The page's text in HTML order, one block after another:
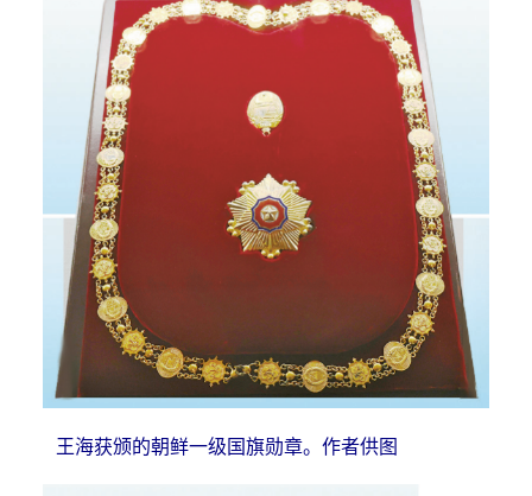
王海获颁的朝鲜一级国旗勋章。作者供图